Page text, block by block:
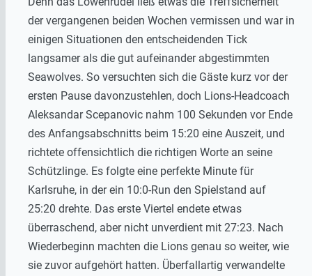
der vergangenen beiden Wochen vermissen und war in
einigen Situationen den entscheidenden Tick
langsamer als die gut aufeinander abgestimmten
Seawolves. So versuchten sich die Gäste kurz vor der
ersten Pause davonzustehlen, doch Lions-Headcoach
Aleksandar Scepanovic nahm 100 Sekunden vor Ende
des Anfangsabschnitts beim 15:20 eine Auszeit, und
richtete offensichtlich die richtigen Worte an seine
Schützlinge. Es folgte eine perfekte Minute für
Karlsruhe, in der ein 10:0-Run den Spielstand auf
25:20 drehte. Das erste Viertel endete etwas
überraschend, aber nicht unverdient mit 27:23. Nach
Wiederbeginn machten die Lions genau so weiter, wie
sie zuvor aufgehört hatten. Überfallartig verwandelte